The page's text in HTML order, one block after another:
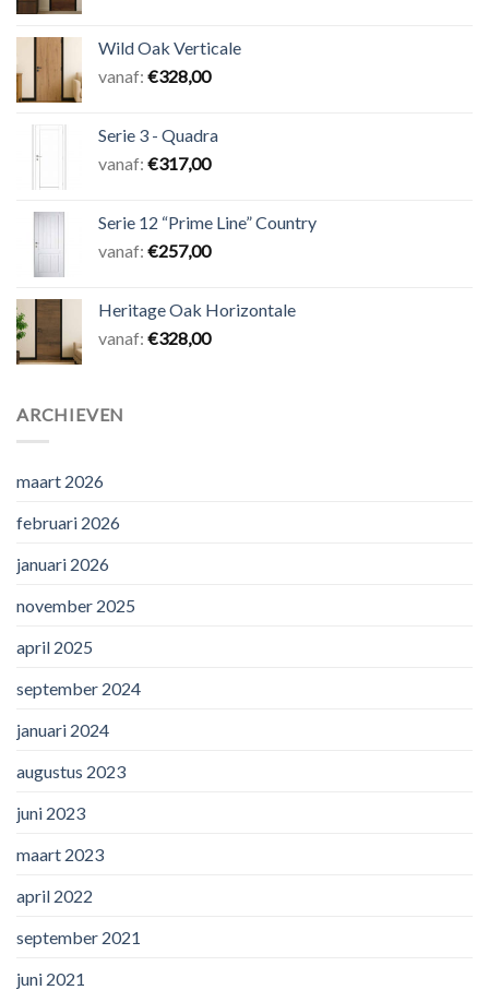
Wild Oak Verticale
vanaf: €328,00
Serie 3 - Quadra
vanaf: €317,00
Serie 12 “Prime Line” Country
vanaf: €257,00
Heritage Oak Horizontale
vanaf: €328,00
ARCHIEVEN
maart 2026
februari 2026
januari 2026
november 2025
april 2025
september 2024
januari 2024
augustus 2023
juni 2023
maart 2023
april 2022
september 2021
juni 2021